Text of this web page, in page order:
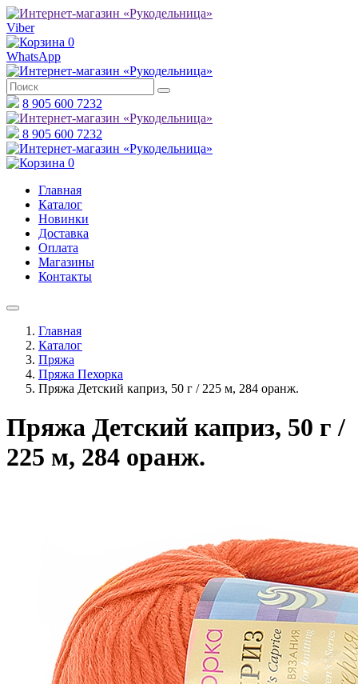
Viber
0
WhatsApp
8 905 600 7232
8 905 600 7232
0
Главная
Каталог
Новинки
Доставка
Оплата
Магазины
Контакты
Главная
Каталог
Пряжа
Пряжа Пехорка
Пряжа Детский каприз, 50 г / 225 м, 284 оранж.
Пряжа Детский каприз, 50 г /
225 м, 284 оранж.